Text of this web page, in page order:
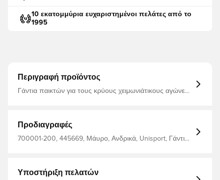
10 εκατομμύρια ευχαριστημένοι πελάτες από το
1995
Περιγραφή προϊόντος
Γάντια παικτών για τους κρύους χειμωνιάτικους αγώνες
Προδιαγραφές
700001-200, 445669, Μάυρο, Ανδρικά, Unisport, Γάντια
Υποστήριξη πελατών